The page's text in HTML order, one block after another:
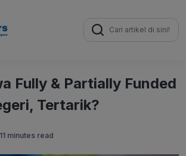
Search
for:
Fully & Partially Funded
Tertarik?
11 minutes read